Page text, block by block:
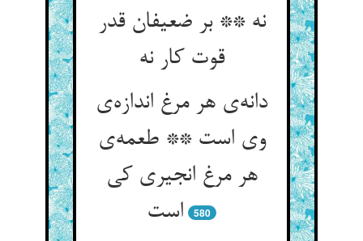
نه ** بر ضعیفان قدر
دانه‌‌ی هر مرغ اندازه‌‌ی
وی است ** طعمه‌‌ی
هر مرغ انجیری کی
580